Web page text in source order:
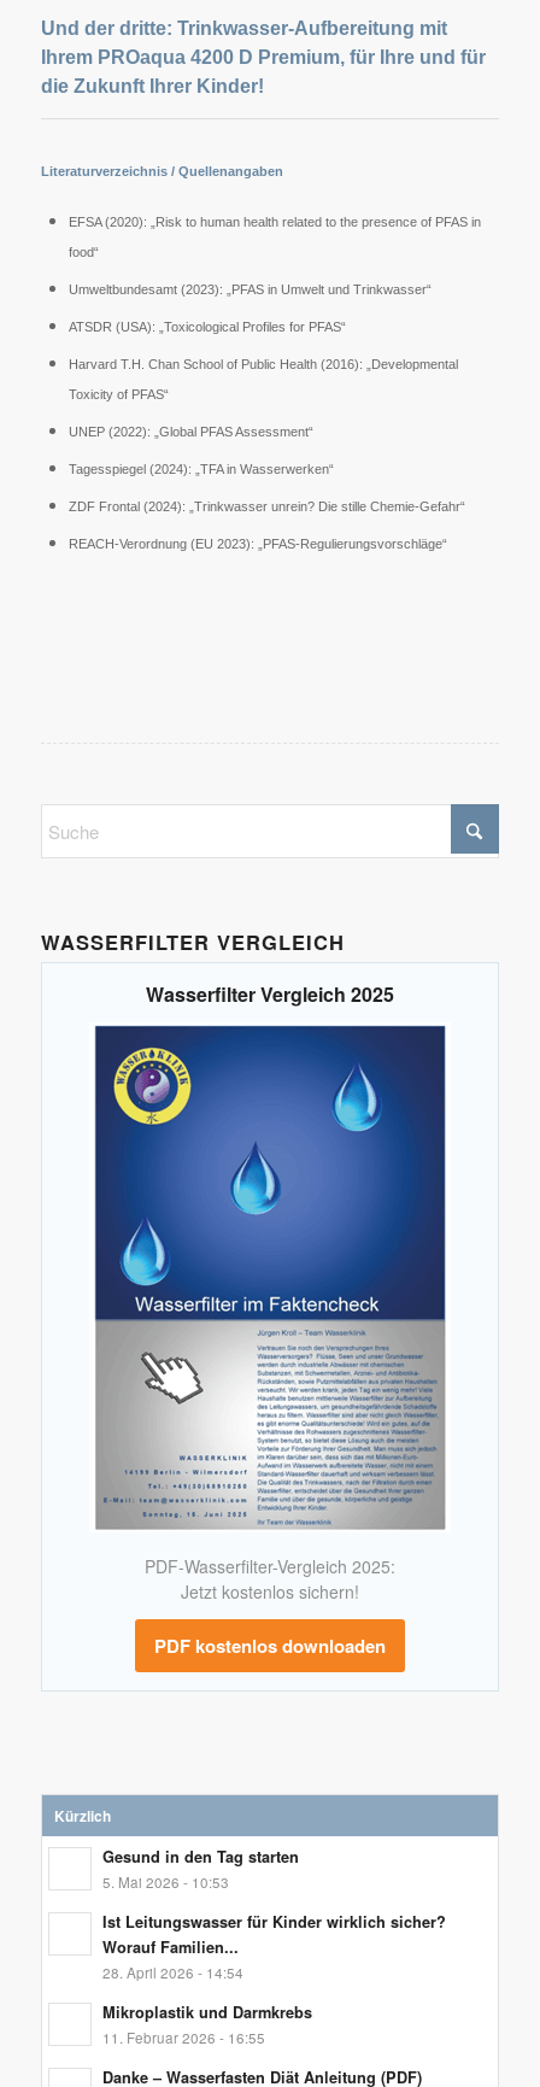
Und der dritte: Trinkwasser-Aufbereitung mit
Ihrem PROaqua 4200 D Premium, für Ihre und für
die Zukunft Ihrer Kinder!
Literaturverzeichnis / Quellenangaben
EFSA (2020): „Risk to human health related to the presence of PFAS in
food“
Umweltbundesamt (2023): „PFAS in Umwelt und Trinkwasser“
ATSDR (USA): „Toxicological Profiles for PFAS“
Harvard T.H. Chan School of Public Health (2016): „Developmental
Toxicity of PFAS“
UNEP (2022): „Global PFAS Assessment“
Tagesspiegel (2024): „TFA in Wasserwerken“
ZDF Frontal (2024): „Trinkwasser unrein? Die stille Chemie-Gefahr“
REACH-Verordnung (EU 2023): „PFAS-Regulierungsvorschläge“
WASSERFILTER VERGLEICH
Wasserfilter Vergleich 2025
PDF-Wasserfilter-Vergleich 2025:
Jetzt kostenlos sichern!
PDF kostenlos downloaden
Kürzlich
Gesund in den Tag starten
5. Mai 2026 - 10:53
Ist Leitungswasser für Kinder wirklich sicher?
Worauf Familien...
28. April 2026 - 14:54
Mikroplastik und Darmkrebs
11. Februar 2026 - 16:55
Danke – Wasserfasten Diät Anleitung (PDF)